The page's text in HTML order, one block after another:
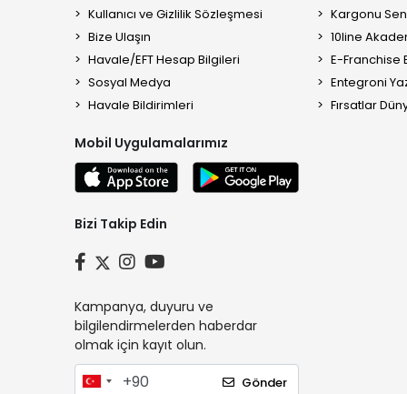
Kullanıcı ve Gizlilik Sözleşmesi
Bize Ulaşın
Havale/EFT Hesap Bilgileri
Sosyal Medya
Havale Bildirimleri
Mobil Uygulamalarımız
Bizi Takip Edin
Kampanya, duyuru ve
bilgilendirmelerden haberdar
olmak için kayıt olun.
Gönder
Kargonu
10line
E-Franchise
Entegroni
Fırsatlar